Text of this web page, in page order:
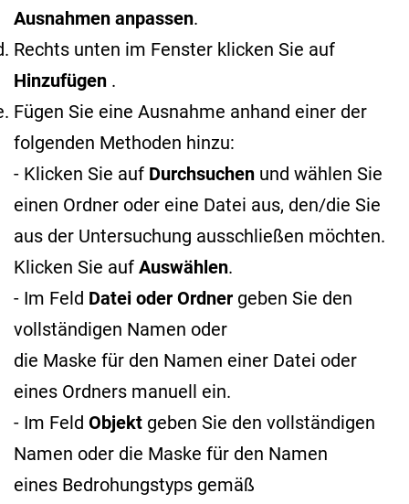
Ausnahmen anpassen.
Rechts unten im Fenster klicken Sie auf
Hinzufügen .
Fügen Sie eine Ausnahme anhand einer der
folgenden Methoden hinzu:
- Klicken Sie auf Durchsuchen und wählen Sie
einen Ordner oder eine Datei aus, den/die Sie
aus der Untersuchung ausschließen möchten.
Klicken Sie auf Auswählen.
- Im Feld Datei oder Ordner geben Sie den
vollständigen Namen oder
die Maske für den Namen einer Datei oder
eines Ordners manuell ein.
- Im Feld Objekt geben Sie den vollständigen
Namen oder die Maske für den Namen
eines Bedrohungstyps gemäß